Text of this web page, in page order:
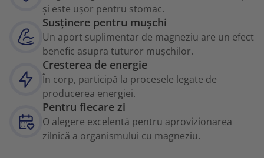
și este ușor pentru stomac.
Susținere pentru mușchi
Un aport suplimentar de magneziu are un efect
benefic asupra tuturor mușchilor.
Cresterea de energie
În corp, participă la procesele legate de
producerea energiei.
Pentru fiecare zi
O alegere excelentă pentru aprovizionarea
zilnică a organismului cu magneziu.